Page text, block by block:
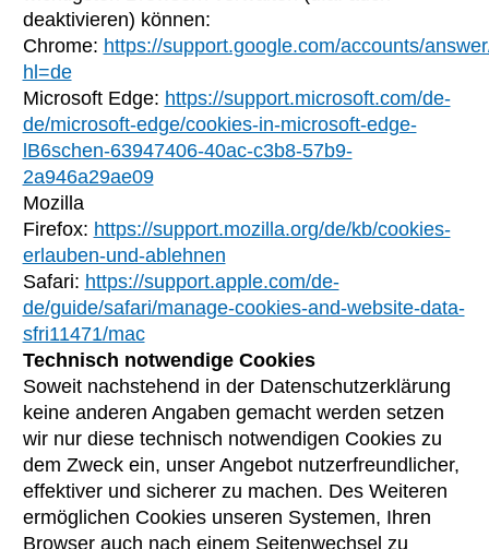
deaktivieren) können:
Chrome: https://support.google.com/accounts/
hl=de
Microsoft Edge: https://support.microsoft.com/de-
de/microsoft-edge/cookies-in-microsoft-edge-
lB6schen-63947406-40ac-c3b8-57b9-
2a946a29ae09
Mozilla
Firefox: https://support.mozilla.org/de/kb/cookies-
erlauben-und-ablehnen
Safari: https://support.apple.com/de-
de/guide/safari/manage-cookies-and-website-data-
sfri11471/mac
Technisch notwendige Cookies
Soweit nachstehend in der Datenschutzerklärung
keine anderen Angaben gemacht werden setzen
wir nur diese technisch notwendigen Cookies zu
dem Zweck ein, unser Angebot nutzerfreundlicher,
effektiver und sicherer zu machen. Des Weiteren
ermöglichen Cookies unseren Systemen, Ihren
Browser auch nach einem Seitenwechsel zu